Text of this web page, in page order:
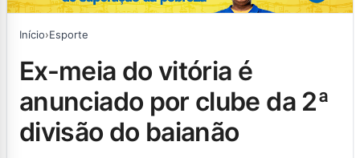
Início›Esporte
ex-meia do vitória é
anunciado por clube da 2ª
divisão do baianão